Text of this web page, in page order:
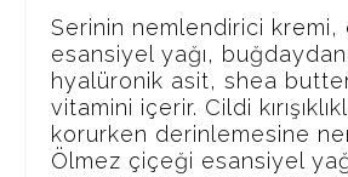
Serinin nemlendirici kremi,
esansiyel yağı,
hyalüronik asit, shea
vitamini içerir. Cildi
korurken derinlemesine
Ölmez çiçeği esansiyel